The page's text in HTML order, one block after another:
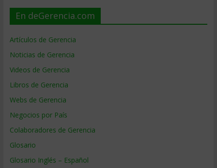
En deGerencia.com
Artículos de Gerencia
Noticias de Gerencia
Videos de Gerencia
Libros de Gerencia
Webs de Gerencia
Negocios por País
Colaboradores de Gerencia
Glosario
Glosario Inglés – Español